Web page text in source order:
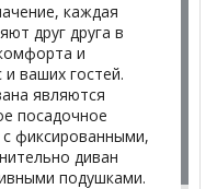
каждая
друг друга в
и
ваших гостей.
являются
посадочное
фиксированными,
диван
подушками.